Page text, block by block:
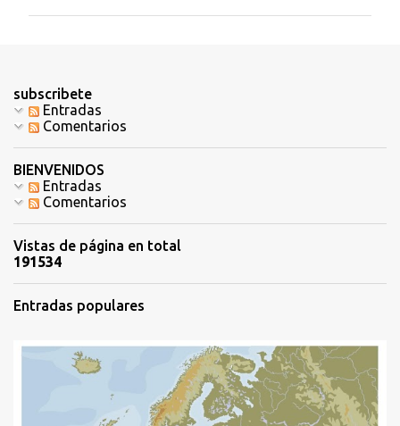
t
a
r
i
o
s
subscribete
Entradas
Comentarios
BIENVENIDOS
Entradas
Comentarios
Vistas de página en total
191534
Entradas populares